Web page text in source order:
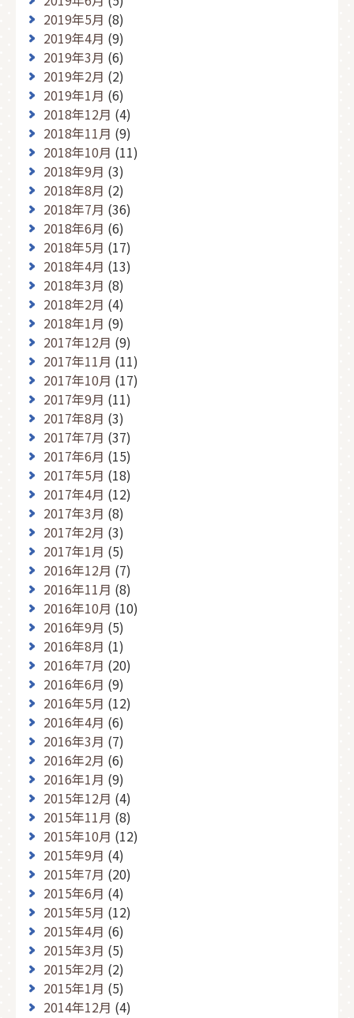
2019年5月 (8)
2019年4月 (9)
2019年3月 (6)
2019年2月 (2)
2019年1月 (6)
2018年12月 (4)
2018年11月 (9)
2018年10月 (11)
2018年9月 (3)
2018年8月 (2)
2018年7月 (36)
2018年6月 (6)
2018年5月 (17)
2018年4月 (13)
2018年3月 (8)
2018年2月 (4)
2018年1月 (9)
2017年12月 (9)
2017年11月 (11)
2017年10月 (17)
2017年9月 (11)
2017年8月 (3)
2017年7月 (37)
2017年6月 (15)
2017年5月 (18)
2017年4月 (12)
2017年3月 (8)
2017年2月 (3)
2017年1月 (5)
2016年12月 (7)
2016年11月 (8)
2016年10月 (10)
2016年9月 (5)
2016年8月 (1)
2016年7月 (20)
2016年6月 (9)
2016年5月 (12)
2016年4月 (6)
2016年3月 (7)
2016年2月 (6)
2016年1月 (9)
2015年12月 (4)
2015年11月 (8)
2015年10月 (12)
2015年9月 (4)
2015年7月 (20)
2015年6月 (4)
2015年5月 (12)
2015年4月 (6)
2015年3月 (5)
2015年2月 (2)
2015年1月 (5)
2014年12月 (4)